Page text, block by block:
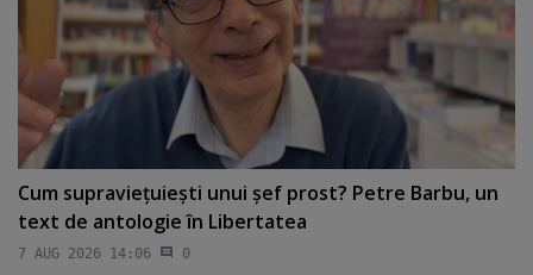
Cum supravieţuieşti unui şef prost? Petre Barbu, un
text de antologie în Libertatea
7 AUG 2026 14:06 0